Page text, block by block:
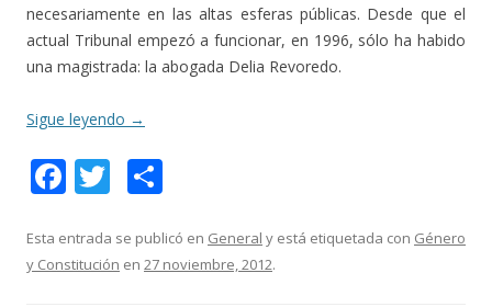
necesariamente en las altas esferas públicas. Desde que el
actual Tribunal empezó a funcionar, en 1996, sólo ha habido
una magistrada: la abogada Delia Revoredo.
Sigue leyendo →
F
e
b
T
itt
er
m
p
Esta entrada se publicó en General y está etiquetada con Género
y Constitución en 27 noviembre, 2012.